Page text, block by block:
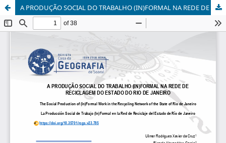
A PRODUÇÃO SOCIAL DO TRABALHO (IN)FORMAL NA REDE DE RECICLAGEM DO ESTADO DO RIO DE JANEIRO